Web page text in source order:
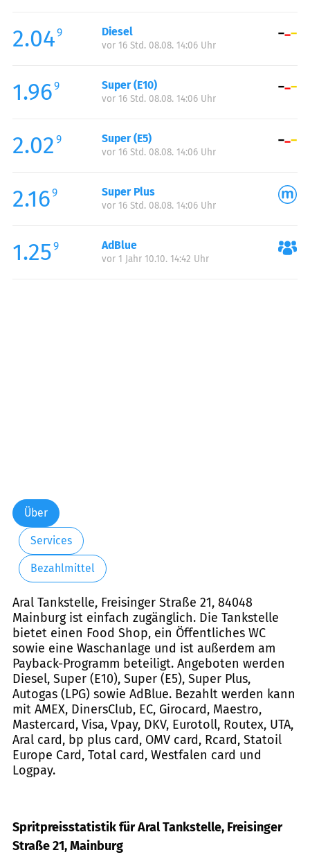
Mittwoch:
05:00-23:00
Donnerstag:
Samstag:
06:00-23:00
Sonntag:
2.049 Diesel
vor 16 Std. 08.08. 14:06 Uhr
1.969 Super (E10)
vor 16 Std. 08.08. 14:06 Uhr
2.02 9 Super (E5)
vor 16 Std. 08.08. 14:06 Uhr
2.169 Super Plus
vor 16 Std. 08.08. 14:06 Uhr
1.259 AdBlue
vor 1 Jahr 10.10. 14:42 Uhr
Über
Services
Bezahlmittel
Aral Tankstelle, Freisinger Straße 21, 84048
Mainburg ist einfach zugänglich. Die Tankstelle
bietet einen Food Shop, ein Öffentliches WC
sowie eine Waschanlage und ist außerdem am
Payback-Programm beteiligt. Angeboten werden
Diesel, Super (E10), Super (E5), Super Plus,
Autogas (LPG) sowie AdBlue. Bezahlt werden kann
mit AMEX, DinersClub, EC, Girocard, Maestro,
Mastercard, Visa, Vpay, DKV, Eurotoll, Routex, UTA,
Aral card, bp plus card, OMV card, Rcard, Statoil
Europe Card, Total card, Westfalen card und
Logpay.
Spritpreisstatistik für Aral Tankstelle, Freisinger
Straße 21, Mainburg